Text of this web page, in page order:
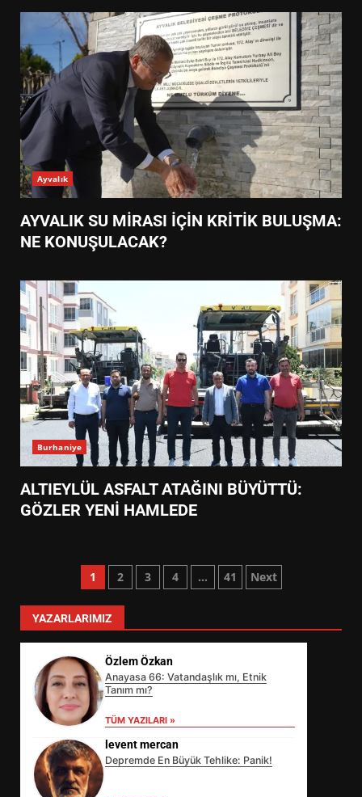
Ayvalık
AYVALIK SU MİRASI İÇİN KRİTİK BULUŞMA:
NE KONUŞULACAK?
Burhaniye
ALTIEYLÜL ASFALT ATAĞINI BÜYÜTTÜ:
GÖZLER YENİ HAMLEDE
Yazı
sayfalaması
1 2 3 4 … 41 Next
YAZARLARIMIZ
Özlem Özkan
Anayasa 66: Vatandaşlık mı, Etnik
Tanım mı?
TÜM YAZILARI »
levent mercan
Depremde En Büyük Tehlike: Panik!